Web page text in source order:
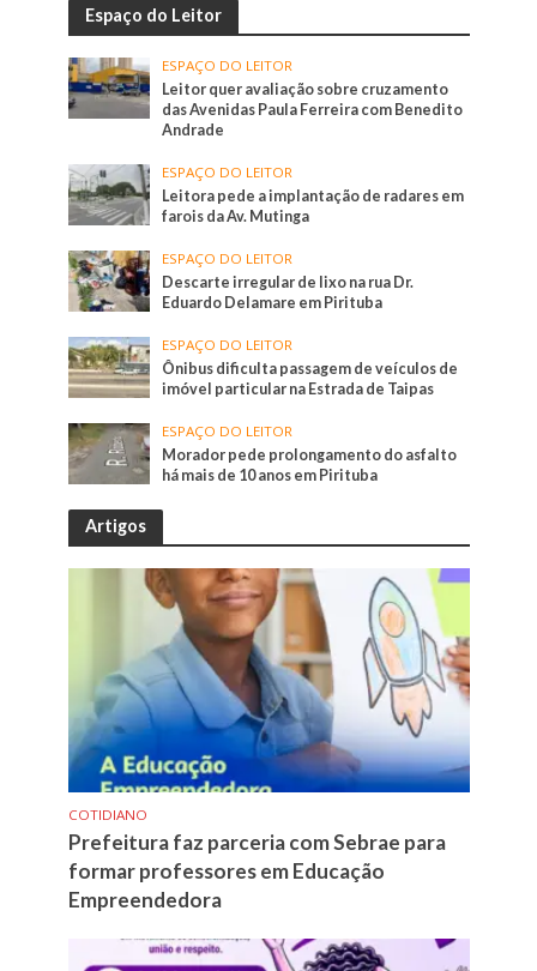
Espaço do Leitor
ESPAÇO DO LEITOR
Leitor quer avaliação sobre cruzamento
das Avenidas Paula Ferreira com Benedito
Andrade
ESPAÇO DO LEITOR
Leitora pede a implantação de radares em
farois da Av. Mutinga
ESPAÇO DO LEITOR
Descarte irregular de lixo na rua Dr.
Eduardo Delamare em Pirituba
ESPAÇO DO LEITOR
Ônibus dificulta passagem de veículos de
imóvel particular na Estrada de Taipas
ESPAÇO DO LEITOR
Morador pede prolongamento do asfalto
há mais de 10 anos em Pirituba
Artigos
COTIDIANO
Prefeitura faz parceria com Sebrae para
formar professores em Educação
Empreendedora